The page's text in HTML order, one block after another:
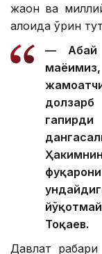
жаҳон ва
алоҳида ўрин
— Абай
Тоқаев.
Давлат